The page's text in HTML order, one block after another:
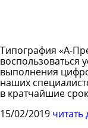
Типография «А-
воспользоваться
выполнения
наших
в кратчайшие
15/02/2019 читать